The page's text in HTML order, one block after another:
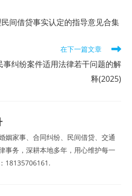
间借贷事实认定的指导意见合集
在下一篇文章
事纠纷案件适用法律若干问题的解
释(2025)
姻家事、合同纠纷、民间借贷、交通
事务，深耕本地多年，用心维护每一
18135706161.